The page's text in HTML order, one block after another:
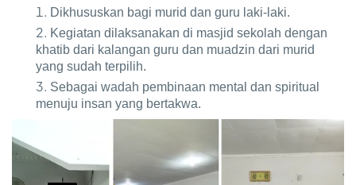
Dikhususkan bagi murid dan guru laki-laki.
Kegiatan dilaksanakan di masjid sekolah dengan
khatib dari kalangan guru dan muadzin dari murid
yang sudah terpilih.
Sebagai wadah pembinaan mental dan spiritual
menuju insan yang bertakwa.